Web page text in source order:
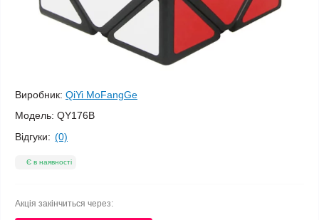
Виробник: QiYi MoFangGe
Модель: QY176B
Відгуки: (0)
Є в наявності
Акція закінчиться через: